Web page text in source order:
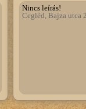
Nincs leírás!
Cegléd, Bajza utca